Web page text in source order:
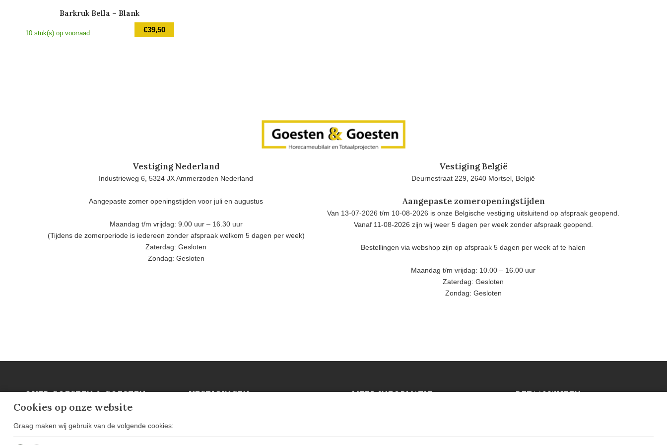
Cookies op onze website
Graag maken wij gebruik van de volgende cookies:
Barkruk Bella – Blank
€39,50
10 stuk(s) op voorraad
Vestiging Nederland
Industrieweg 6, 5324 JX Ammerzoden Nederland
Aangepaste zomer openingstijden voor juli en augustus
Maandag t/m vrijdag: 9.00 uur – 16.30 uur
(Tijdens de zomerperiode is iedereen zonder afspraak welkom 5 dagen per week)
Zaterdag: Gesloten
Zondag: Gesloten
Vestiging België
Deurnestraat 229, 2640 Mortsel, België
Aangepaste zomeropeningstijden
Van 13-07-2026 t/m 10-08-2026 is onze Belgische vestiging uitsluitend op afspraak geopend.
Vanaf 11-08-2026 zijn wij weer 5 dagen per week zonder afspraak geopend.
Bestellingen via webshop zijn op afspraak 5 dagen per week af te halen
Maandag t/m vrijdag: 10.00 – 16.00 uur
Zaterdag: Gesloten
Zondag: Gesloten
OVER GOESTEN & GOESTEN
Over Ons
Blog
VESTIGINGEN MEER INFORMATIE BETAALWIJZEN